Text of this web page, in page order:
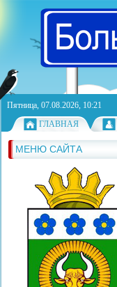
Пятница, 07.08.2026, 10:21
ГЛАВНАЯ
МЕНЮ САЙТА